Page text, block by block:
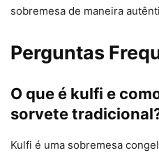
sobremesa de maneira
Perguntas
O que é kulfi e
sorvete
Kulfi é uma sobremesa